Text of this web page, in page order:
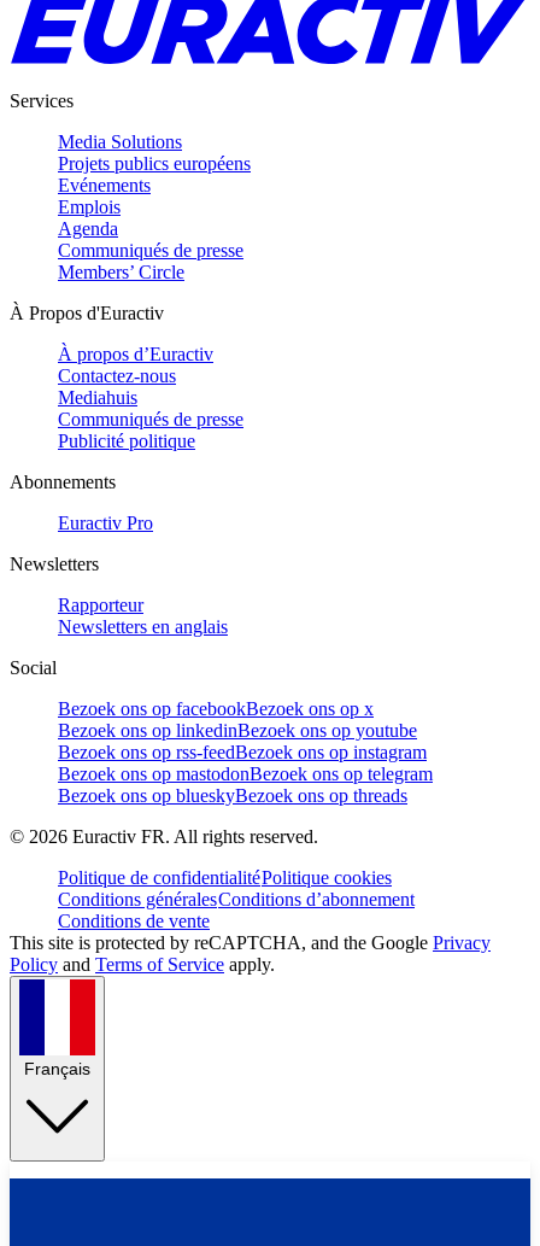
Services
Media Solutions
Projets publics européens
Evénements
Emplois
Agenda
Communiqués de presse
Members’ Circle
À Propos d'Euractiv
À propos d’Euractiv
Contactez-nous
Mediahuis
Communiqués de presse
Publicité politique
Abonnements
Euractiv Pro
Newsletters
Rapporteur
Newsletters en anglais
Social
Bezoek ons op facebookBezoek ons op x
Bezoek ons op linkedinBezoek ons op youtube
Bezoek ons op rss-feedBezoek ons op instagram
Bezoek ons op mastodonBezoek ons op telegram
Bezoek ons op blueskyBezoek ons op threads
© 2026 Euractiv FR. All rights reserved.
Politique de confidentialitéPolitique cookies
Conditions généralesConditions d’abonnement
Conditions de vente
This site is protected by reCAPTCHA, and the Google Privacy
Policy and Terms of Service apply.
Français